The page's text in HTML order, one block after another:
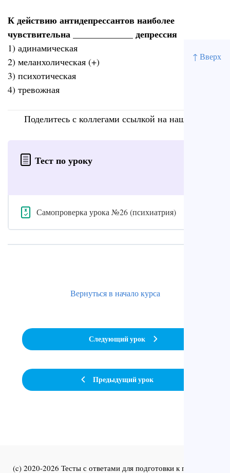
↑ Вверх
К действию антидепрессантов наиболее
чувствительна _____________ депрессия
1) адинамическая
2) меланхолическая (+)
3) психотическая
4) тревожная
Поделитесь с коллегами ссылкой на наш сайт
Тест по уроку
Самопроверка урока №26 (психиатрия)
Предыдущий урок
Вернуться в начало курса
Следующий урок
(c) 2020-2026 Тесты с ответами для подготовки к первичной